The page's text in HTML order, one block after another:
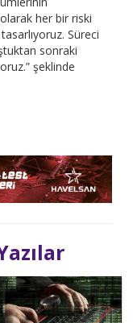
her bir riski
Süreci
sonraki
şeklinde